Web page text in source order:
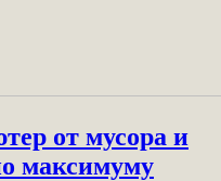
от мусора и
максимуму